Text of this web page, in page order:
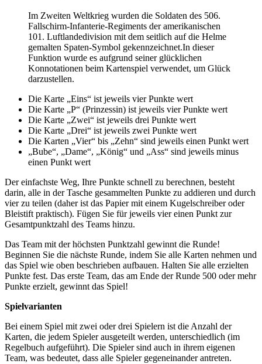
Im Zweiten Weltkrieg wurden die Soldaten des 506.
Fallschirm-Infanterie-Regiments der amerikanischen
101. Luftlandedivision mit dem seitlich auf die Helme
gemalten Spaten-Symbol gekennzeichnet.In dieser
Funktion wurde es aufgrund seiner glücklichen
Konnotationen beim Kartenspiel verwendet, um Glück
darzustellen.
Die Karte „Eins“ ist jeweils vier Punkte wert
Die Karte „P“ (Prinzessin) ist jeweils vier Punkte wert
Die Karte „Zwei“ ist jeweils drei Punkte wert
Die Karte „Drei“ ist jeweils zwei Punkte wert
Die Karten „Vier“ bis „Zehn“ sind jeweils einen Punkt wert
„Bube“, „Dame“, „König“ und „Ass“ sind jeweils minus
einen Punkt wert
Der einfachste Weg, Ihre Punkte schnell zu berechnen, besteht
darin, alle in der Tasche gesammelten Punkte zu addieren und durch
vier zu teilen (daher ist das Papier mit einem Kugelschreiber oder
Bleistift praktisch). Fügen Sie für jeweils vier einen Punkt zur
Gesamtpunktzahl des Teams hinzu.
Das Team mit der höchsten Punktzahl gewinnt die Runde!
Beginnen Sie die nächste Runde, indem Sie alle Karten nehmen und
das Spiel wie oben beschrieben aufbauen. Halten Sie alle erzielten
Punkte fest. Das erste Team, das am Ende der Runde 500 oder mehr
Punkte erzielt, gewinnt das Spiel!
Spielvarianten
Bei einem Spiel mit zwei oder drei Spielern ist die Anzahl der
Karten, die jedem Spieler ausgeteilt werden, unterschiedlich (im
Regelbuch aufgeführt). Die Spieler sind auch in ihrem eigenen
Team, was bedeutet, dass alle Spieler gegeneinander antreten.